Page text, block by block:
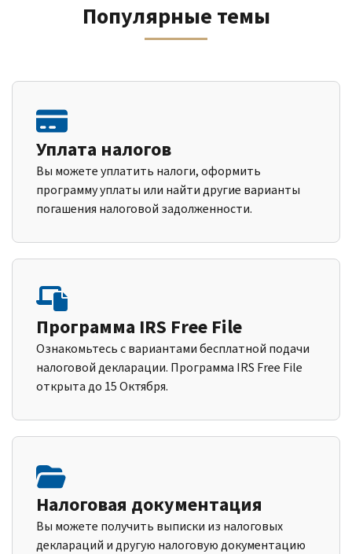
Популярные темы
Уплата налогов
Вы можете уплатить налоги, оформить
программу уплаты или найти другие варианты
погашения налоговой задолженности.
Программа IRS Free File
Ознакомьтесь с вариантами бесплатной подачи
налоговой декларации. Программа IRS Free File
открыта до 15 Октября.
Налоговая документация
Вы можете получить выписки из налоговых
деклараций и другую налоговую документацию